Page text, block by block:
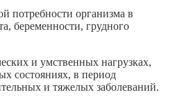
потребности организма в
беременности, грудного
и умственных нагрузках,
состояниях, в период
и тяжелых заболеваний.